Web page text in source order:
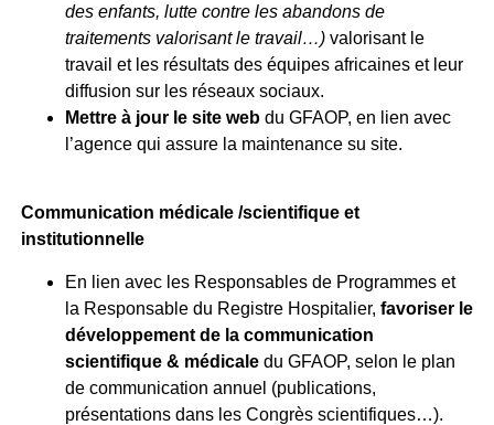
des enfants, lutte contre les abandons de
traitements valorisant le travail…)valorisant le
travail et les résultats des équipes africaines et leur
diffusion sur les réseaux sociaux.
Mettre à jour le site webdu GFAOP, en lien avec
l’agence qui assure la maintenance su site.
Communication médicale /scientifique et
institutionnelle
En lien avec les Responsables de Programmes et
la Responsable du Registre Hospitalier, favoriser le
développement de la communication
scientifique & médicaledu GFAOP, selon le plan
de communication annuel (publications,
présentations dans les Congrès scientifiques…).